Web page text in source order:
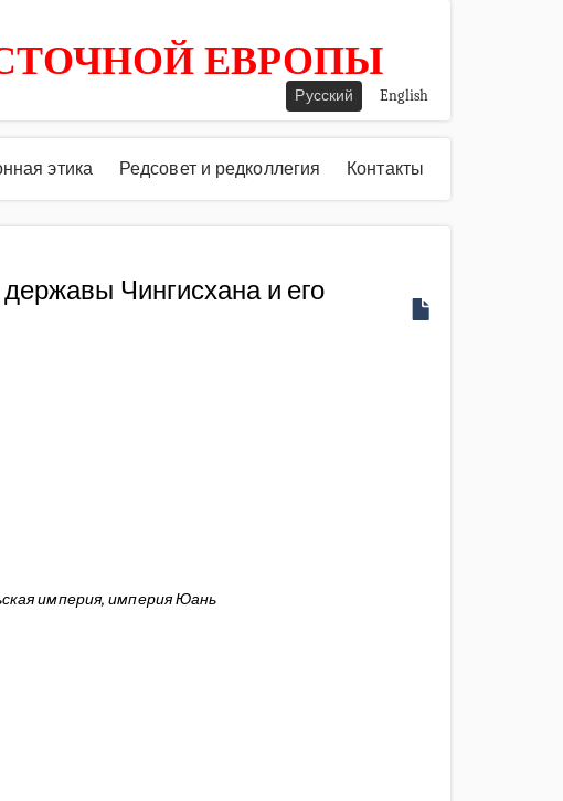
ЕВРОПЫ
Русский English
этика Редсовет и редколлегия Контакты
Чингисхана и его
империя, империя Юань